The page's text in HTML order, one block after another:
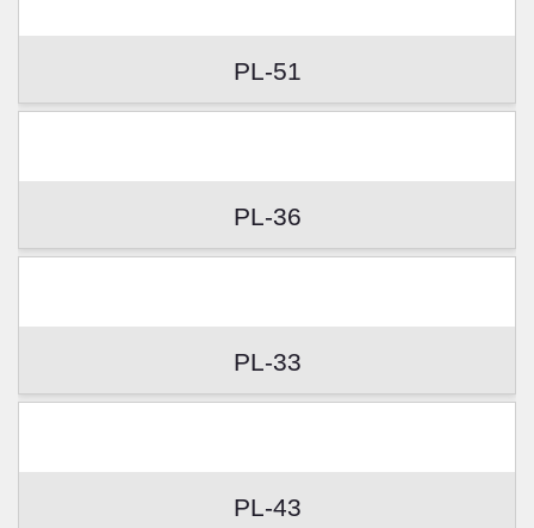
PL-51
PL-36
PL-33
PL-43